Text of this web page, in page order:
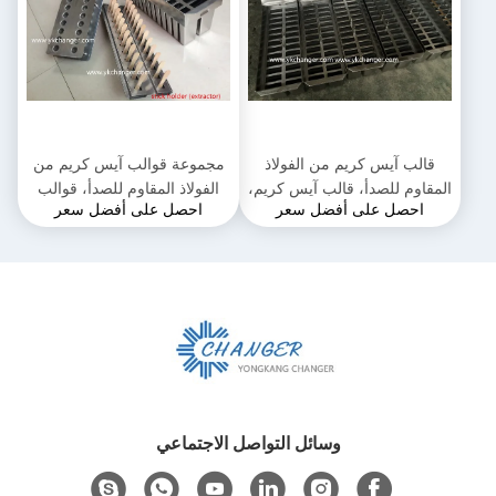
قالب آيس كريم من الفولاذ
المقاوم للصدأ، قالب آيس كريم،
قالب مصاصة، مكسيكانا باليتا
احصل على أفضل سعر
مجموعة قوالب آيس كريم من
الفولاذ المقاوم للصدأ، قوالب
آيس بوبس 2 × 13، 26 تجويف،احصل على أفضل سعر
وسائل التواصل الاجتماعي